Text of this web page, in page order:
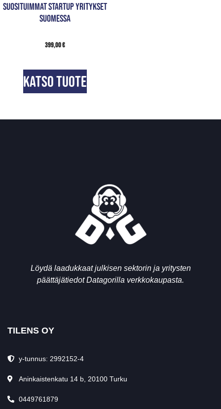
Suosituimmat Startup yritykset
Suomessa
399,00€
Katso tuote
Löydä laadukkaat julkisen sektorin ja yritysten
päättäjätiedot Datagorilla verkkokaupasta.
TILENS OY
y-tunnus: 2992152-4
Aninkaistenkatu 14 b, 20100 Turku
0449761879